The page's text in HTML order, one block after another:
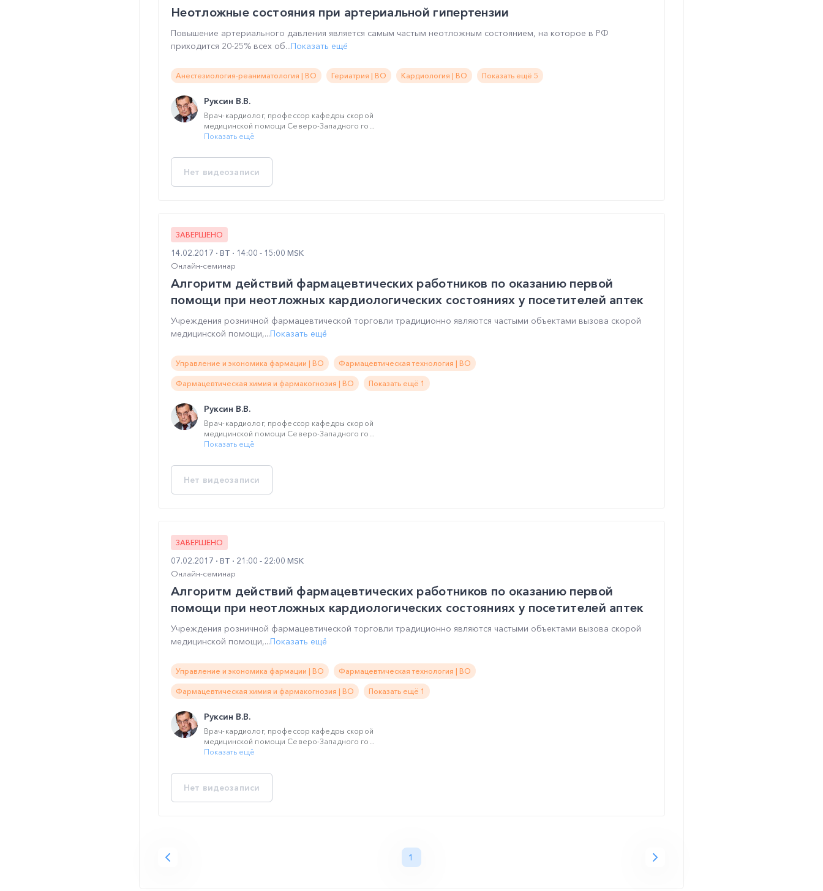
Неотложные состояния при артериальной гипертензии
Повышение артериального давления является самым частым неотложным состоянием, на которое в РФ
приходится 20-25% всех об...Показать ещё
Анестезиология-реаниматология | ВО Гериатрия | ВО Кардиология | ВО Показать ещё 5
Руксин В.В.
Врач-кардиолог, профессор кафедры скорой
медицинской помощи Северо-Западного го...
Показать ещё
Нет видеозаписи
ЗАВЕРШЕНО
14.02.2017 ВТ
14:00 - 15:00 MSK
Онлайн-семинар
Алгоритм действий фармацевтических работников по оказанию первой
помощи при неотложных кардиологических состояниях у посетителей аптек
Учреждения розничной фармацевтической торговли традиционно являются частыми объектами вызова скорой
медицинской помощи,...Показать ещё
Управление и экономика фармации | ВО Фармацевтическая технология | ВО
Фармацевтическая химия и фармакогнозия | ВО Показать ещё 1
Руксин В.В.
Врач-кардиолог, профессор кафедры скорой
медицинской помощи Северо-Западного го...
Показать ещё
Нет видеозаписи
ЗАВЕРШЕНО
07.02.2017 ВТ
21:00 - 22:00 MSK
Онлайн-семинар
Алгоритм действий фармацевтических работников по оказанию первой
помощи при неотложных кардиологических состояниях у посетителей аптек
Учреждения розничной фармацевтической торговли традиционно являются частыми объектами вызова скорой
медицинской помощи,...Показать ещё
Управление и экономика фармации | ВО Фармацевтическая технология | ВО
Фармацевтическая химия и фармакогнозия | ВО Показать ещё 1
Руксин В.В.
Врач-кардиолог, профессор кафедры скорой
медицинской помощи Северо-Западного го...
Показать ещё
Нет видеозаписи
1